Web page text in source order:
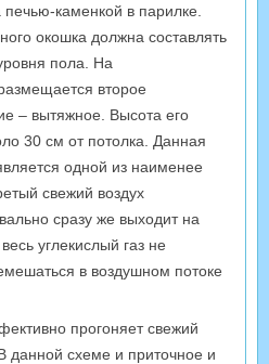
каменкой в парилке.
окошка должна составлять
пола. На
второе
– вытяжное. Высота его
30 см от потолка. Данная
одной из наименее
свежий воздух
сразу же выходит на
углекислый газ не
в воздушном потоке
прогоняет свежий
данной схеме и приточное и